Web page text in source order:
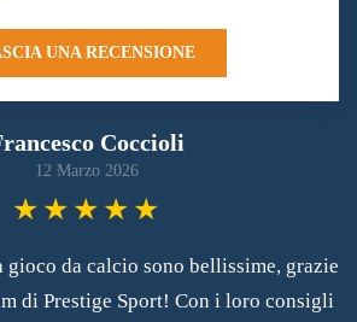
UNA RECENSIONE
Coccioli
12 Marzo 2026
gioco da calcio sono bellissime, grazie
di Prestige Sport! Con i loro consigli